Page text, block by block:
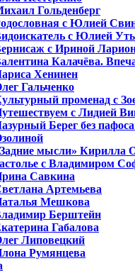
Гольденберг
с Юлией
с Юлией
с Ириной
Калачёва.
Хенинен
Гальченко
променад с
с Лидией
Берег без
мысли» Кирилла
с Владимиром
Савкина
Артемьева
Мешкова
Берштейн
Габалова
Липовецкий
Румянцева